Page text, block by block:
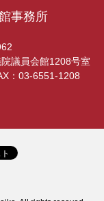
事務所
議員会館1208号室
：03-6551-1208